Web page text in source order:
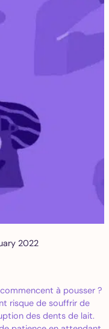
2022
à pousser ?
risque de souffrir de
des dents de lait.